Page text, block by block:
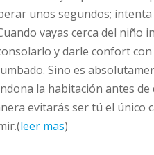
unos segundos;
vayas cerca del niño
y darle confort con
Sino es
la habitación antes de
evitarás ser tú el único
leer mas)